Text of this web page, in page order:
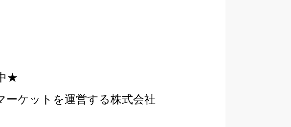
★
ーケットを運営する株式会社